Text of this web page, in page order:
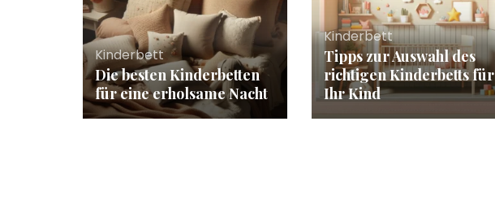
Kinderbett
Die besten Kinderbetten
für eine erholsame Nacht
Kinderbett
Tipps zur Auswahl des
richtigen Kinderbetts für
Ihr Kind